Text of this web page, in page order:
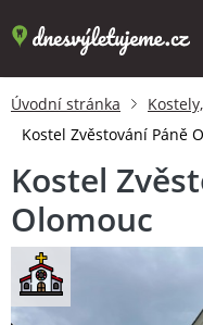
Úvodní stránka
Kostel Zvěstování Páně
Kostel
Olomouc